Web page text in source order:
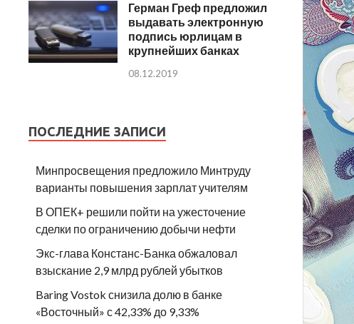
Герман Греф предложил
выдавать электронную
подпись юрлицам в
крупнейших банках
08.12.2019
ПОСЛЕДНИЕ ЗАПИСИ
Минпросвещения предложило Минтруду
варианты повышения зарплат учителям
В ОПЕК+ решили пойти на ужесточение
сделки по ограничению добычи нефти
Экс-глава Констанс-Банка обжаловал
взыскание 2,9 млрд рублей убытков
Baring Vostok снизила долю в банке
«Восточный» с 42,33% до 9,33%